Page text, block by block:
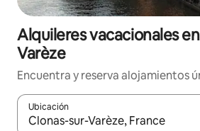
Alquileres vacacionales
Varèze
Encuentra y reserva alojamientos
Ubicación
Cuando los resultados estén